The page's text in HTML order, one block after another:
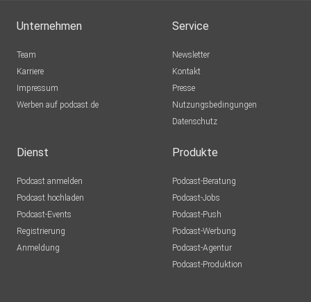
Unternehmen
Team
Karriere
Impressum
Werben auf podcast.de
Service
Newsletter
Kontakt
Presse
Nutzungsbedingungen
Datenschutz
Dienst
Podcast anmelden
Podcast hochladen
Podcast-Events
Registrierung
Anmeldung
Produkte
Podcast-Beratung
Podcast-Jobs
Podcast-Push
Podcast-Werbung
Podcast-Agentur
Podcast-Produktion